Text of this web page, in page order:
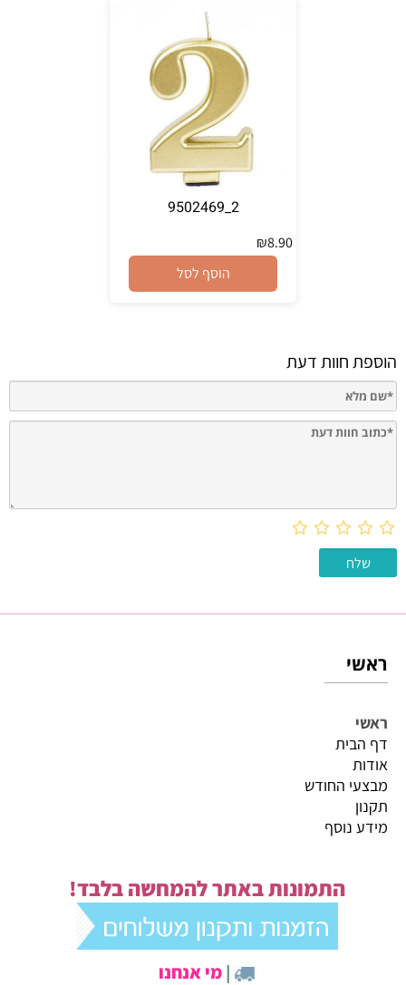
2_9502469
₪8.90
הוסף לסל
הוספת חוות דעת
ראשי
ראשי
דף הבית
אודות
מבצעי החודש
תקנון
מידע נוסף
התמונות באתר להמחשה בלבד!
|מי אנחנו